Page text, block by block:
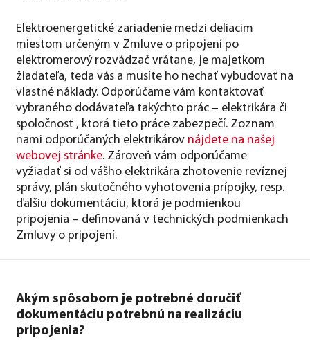
Elektroenergetické zariadenie medzi deliacim
miestom určeným v Zmluve o pripojení po
elektromerový rozvádzač vrátane, je majetkom
žiadateľa, teda vás a musíte ho nechať vybudovať na
vlastné náklady. Odporúčame vám kontaktovať
vybraného dodávateľa takýchto prác – elektrikára či
spoločnosť , ktorá tieto práce zabezpečí. Zoznam
nami odporúčaných elektrikárov nájdete na našej
webovej stránke. Zároveň vám odporúčame
vyžiadať si od vášho elektrikára zhotovenie revíznej
správy, plán skutočného vyhotovenia prípojky, resp.
ďalšiu dokumentáciu, ktorá je podmienkou
pripojenia – definovaná v technických podmienkach
Zmluvy o pripojení.
Akým spôsobom je potrebné doručiť
dokumentáciu potrebnú na realizáciu
pripojenia?